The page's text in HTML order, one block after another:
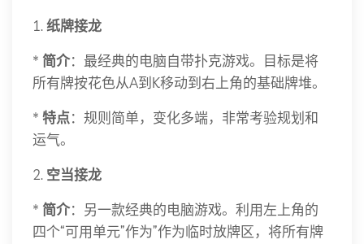
1.纸牌接龙
* 简介：最经典的电脑自带扑克游戏。目标是将
所有牌按花色从A到K移动到右上角的基础牌堆。
* 特点：规则简单，变化多端，非常考验规划和
运气。
2. 空当接龙
* 简介：另一款经典的电脑游戏。利用左上角的
四个“可用单元”作为”作为临时放牌区，将所有牌